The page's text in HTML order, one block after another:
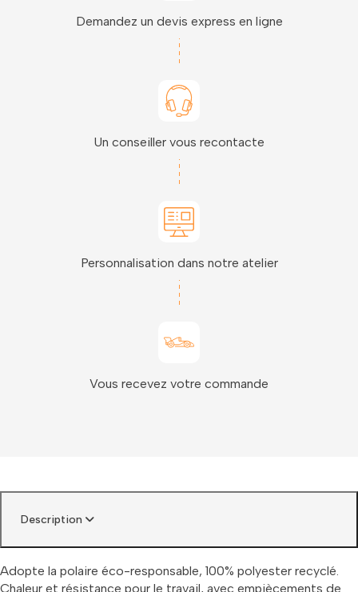
Demandez un devis express en ligne
Un conseiller vous recontacte
Personnalisation dans notre atelier
Vous recevez votre commande
Description
Adopte la polaire éco-responsable, 100% polyester recyclé.
Chaleur et résistance pour le travail, avec empiècements de